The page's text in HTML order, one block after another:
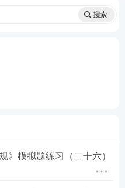
点，查漏补缺，稳步提
》模拟题练习（二十六）